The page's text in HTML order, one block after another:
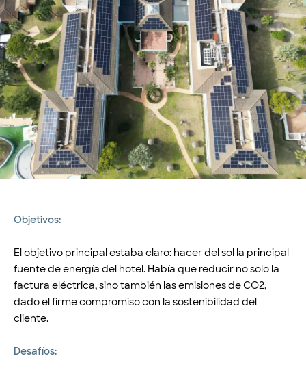
Objetivos:
El objetivo principal estaba claro: hacer del sol la principal
fuente de energía del hotel. Había que reducir no solo la
factura eléctrica, sino también las emisiones de CO2,
dado el firme compromiso con la sostenibilidad del
cliente.
Desafíos: